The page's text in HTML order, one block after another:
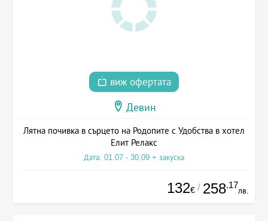
виж офертата
Девин
Лятна почивка в сърцето на Родопите с Удобства в хотел
Елит Релакс
Дата: 01.07 - 30.09 + закуска
132€ / 258.17
лв.